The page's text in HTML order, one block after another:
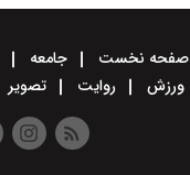
صفحه نخست جامعه
ورزش
روایت تصویر